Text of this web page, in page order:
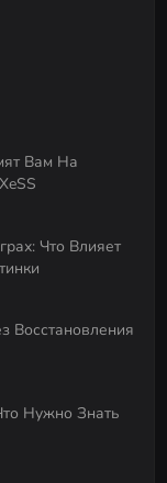
Вам На
Что Влияет
Восстановления
Нужно Знать